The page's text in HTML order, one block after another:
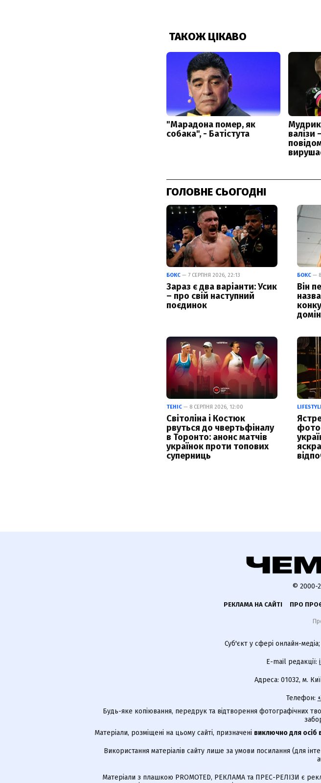
ГОЛОВНЕ СЬОГОДНІ
БОКС — 7 СЕРПНЯ 2026, 22:13
Зараз є два варіанти: Усик
– про свій наступний
поєдинок
БОКС— 8
Він
ТЕНІС — 8 СЕРПНЯ 2026, 12:00
Світоліна і Костюк
рвуться до чвертьфіналу
в Торонто: анонс матчів
українок проти топових
суперниць
© 2000-
РЕКЛАМА НА САЙТІ ПРО
Суб'єкт у сфері онлайн-
E-mail редакції:
Адреса: 01032, м.
Телефон:
Будь-яке копіювання, передрук та відтворення фотографічних
Матеріали, розміщені на цьому сайті, призначені виключно для осіб
Використання матеріалів сайту лише за умови посилання (для
Матеріали з плашкою PROMOTED, РЕКЛАМА та ПРЕС-РЕЛІЗИ є